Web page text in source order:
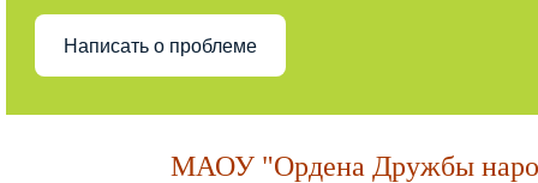
Написать о проблеме
МАОУ "Ордена Дружбы